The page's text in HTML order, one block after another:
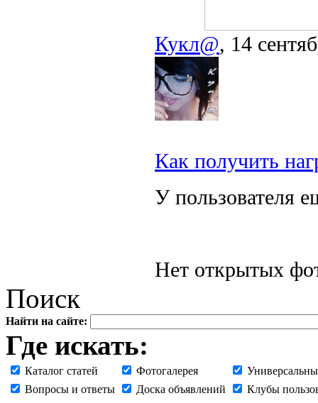
Кукл@, 14
Как получить
У пользователя
Нет открытых
Поиск
Найти на сайте:
Где искать:
Каталог статей Фотогалерея
Вопросы и ответы
Доска объявлений Клубы